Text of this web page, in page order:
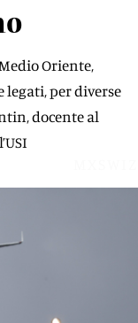
Oriente,
per diverse
docente al